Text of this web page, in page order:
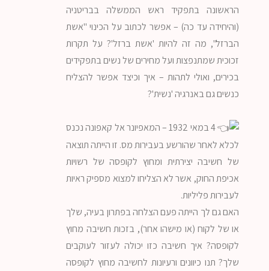
הראשונה בתפקיד ראש הממשלה בבריטניה
(והיחידה עד כה) – אפשר לכתוב על הכינוי "אשת
הברזל", מה זה להיות 'אשת ברזל'? על תקרות
זכוכית שמתנפצות ועל מחירים של נשים בתפקידים
בכירים, ואולי לתהות – איך וכיצד אפשר להצליח
כנשים גם באנרגיה 'נשית'?
4 במאי 1932 – המאפיונר אל קאפונה נכנס
לכלא לאחר שהורשע בעבירות מס. זו הייתה תוצאה
של חשיבה יצירתית ומחוץ לקופסה של רשויות
אכיפת החוק, אשר לא הצליחו למצוא מספיק ראיות
לעבירות פליליות.
האם גם לך הייתה פעם הצלחה בפתרון בעיה, שלך
או של לקוח (או מישהו אחר), בזכות חשיבה מחוץ
לקופסה? איך חשיבה כזו יכולה לעזור לעוקבים
שלך? תנו כיוונים ורעיונות לחשיבה מחוץ לקופסה